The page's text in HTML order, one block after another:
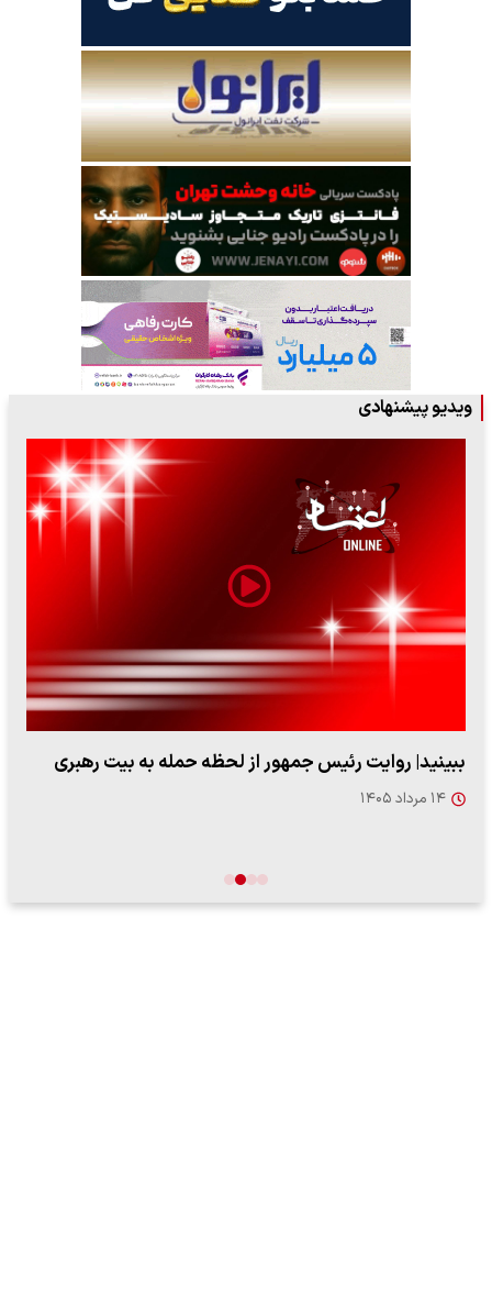
ویدیو پیشنهادی
ببینید| روایت رئیس جمهور از لحظه حمله به بیت رهبری
۱۴ مرداد ۱۴۰۵